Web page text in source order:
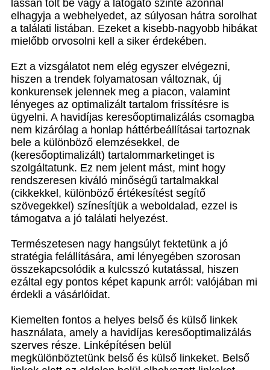
lassan tölt be vagy a látogató szinte azonnal
elhagyja a webhelyedet, az súlyosan hátra sorolhat
a találati listában. Ezeket a kisebb-nagyobb hibákat
mielőbb orvosolni kell a siker érdekében.
Ezt a vizsgálatot nem elég egyszer elvégezni,
hiszen a trendek folyamatosan változnak, új
konkurensek jelennek meg a piacon, valamint
lényeges az optimalizált tartalom frissítésre is
ügyelni. A havidíjas keresőoptimalizálás csomagba
nem kizárólag a honlap háttérbeállításai tartoznak
bele a különböző elemzésekkel, de
(keresőoptimalizált) tartalommarketinget is
szolgáltatunk. Ez nem jelent mást, mint hogy
rendszeresen kiváló minőségű tartalmakkal
(cikkekkel, különböző értékesítést segítő
szövegekkel) színesítjük a weboldalad, ezzel is
támogatva a jó találati helyezést.
Természetesen nagy hangsúlyt fektetünk a jó
stratégia felállítására, ami lényegében szorosan
összekapcsolódik a kulcsszó kutatással, hiszen
ezáltal egy pontos képet kapunk arról: valójában mi
érdekli a vásárlóidat.
Kiemelten fontos a helyes belső és külső linkek
használata, amely a havidíjas keresőoptimalizálás
szerves része. Linképítésen belül
megkülönböztetünk belső és külső linkeket. Belső